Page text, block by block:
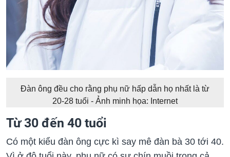
Đàn ông đều cho rằng phụ nữ hấp dẫn họ nhất là từ
20-28 tuổi - Ảnh minh họa: Internet
Từ 30 đến 40 tuổi
Có một kiểu đàn ông cực kì say mê đàn bà 30 tới 40.